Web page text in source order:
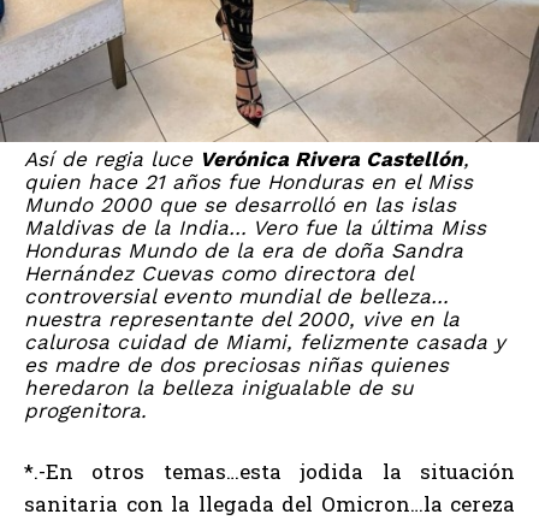
Así de regia luce Verónica Rivera Castellón,
quien hace 21 años fue Honduras en el Miss
Mundo 2000 que se desarrolló en las islas
Maldivas de la India… Vero fue la última Miss
Honduras Mundo de la era de doña Sandra
Hernández Cuevas como directora del
controversial evento mundial de belleza…
nuestra representante del 2000, vive en la
calurosa cuidad de Miami, felizmente casada y
es madre de dos preciosas niñas quienes
heredaron la belleza inigualable de su
progenitora.
*.-En otros temas…esta jodida la situación
sanitaria con la llegada del Omicron…la cereza